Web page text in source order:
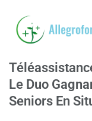
Le Duo
Seniors En